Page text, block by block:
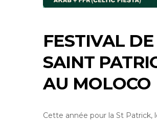
FESTIVAL
SAINT
AU MOLOCO
Cette année pour la St Patrick,